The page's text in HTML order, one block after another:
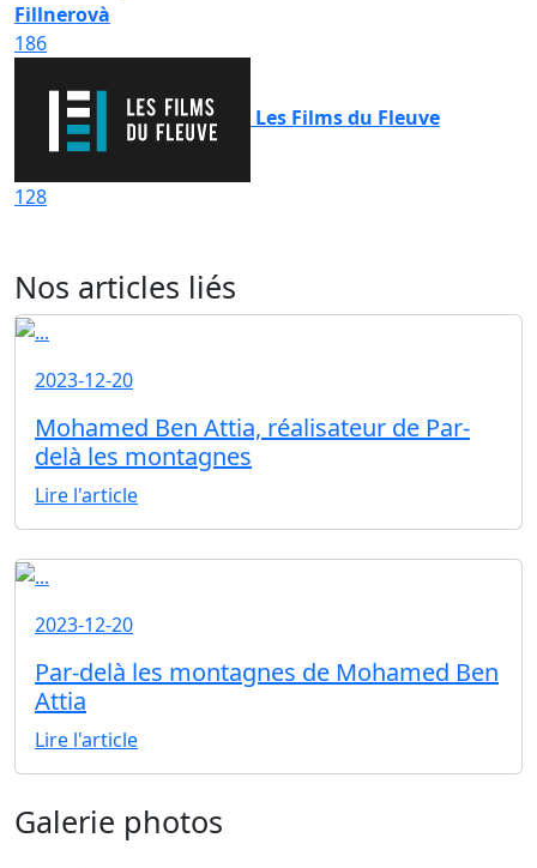
Fillnerovà
186
Les Films du Fleuve
128
Nos articles liés
2023-12-20
Mohamed Ben Attia, réalisateur de Par-
delà les montagnes
Lire l'article
2023-12-20
Par-delà les montagnes de Mohamed Ben
Attia
Lire l'article
Galerie photos